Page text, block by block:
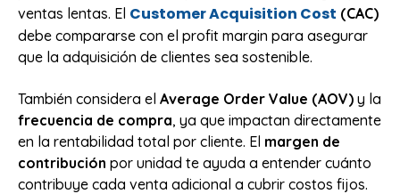
ventas lentas. El Customer Acquisition Cost (CAC)
debe compararse con el profit margin para asegurar
que la adquisición de clientes sea sostenible.
También considera el Average Order Value (AOV) y la
frecuencia de compra, ya que impactan directamente
en la rentabilidad total por cliente. El margen de
contribución por unidad te ayuda a entender cuánto
contribuye cada venta adicional a cubrir costos fijos.